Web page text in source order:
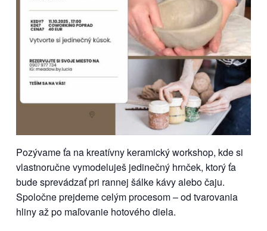
Pozývame ťa na kreatívny keramický workshop, kde si
vlastnoručne vymodeluješ jedinečný hrnček, ktorý ťa
bude sprevádzať pri rannej šálke kávy alebo čaju.
Spoločne prejdeme celým procesom – od tvarovania
hliny až po maľovanie hotového diela.